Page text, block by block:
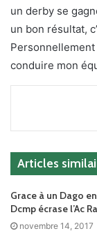
un derby se
un bon résultat,
conduire mon
Articles
Grace à un Dago
Dcmp écrase l’Ac
novembre 14, 2017